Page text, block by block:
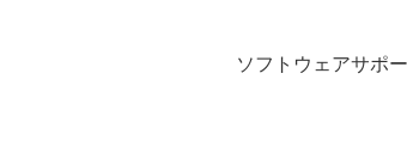
ソフトウェアサポ